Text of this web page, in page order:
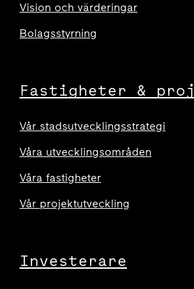
Vision och värderingar
Bolagsstyrning
Fastigheter &
Vår stadsutvecklingsstrategi
Våra utvecklingsområden
Våra fastigheter
Vår projektutveckling
Investerare